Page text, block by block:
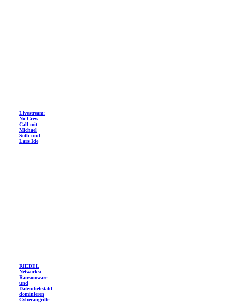
Livestream:
No Crew
Call mit
Michael
Söth und
Lars Ide
RIEDEL
Networks:
Ransomware
und
Datendiebstahl
dominieren
Cyberangriffe